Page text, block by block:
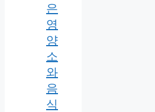
은
영
양
소
와
음
식